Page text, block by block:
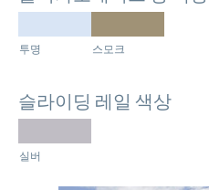
투명 스모크
슬라이딩 레일 색상
실버